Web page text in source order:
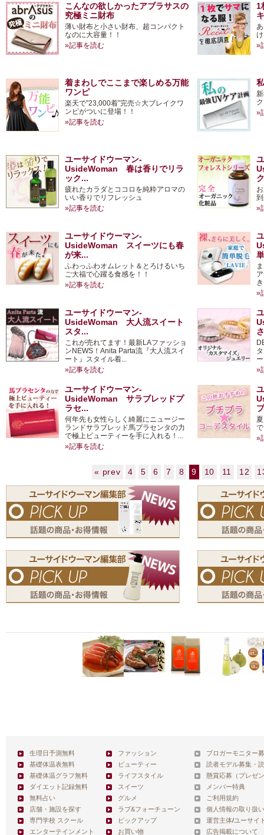
こんなの欲しかったアブラサスの
究極ミニ財布
薄い財布と小さい財布、超コンパクト
なのに大容量！！
»記事を読む
1
»
着まわしでここまで楽しめる万能
ワンピ
楽天で”23,000着”完売☆大ブレイクワ
ンピがついに登場！！
»記事を読む
»
ユーサイドウーマン-
UsideWoman 春は香りでリラ
ック...
疲れたカラダとココロを純粋アロマの
いい香りでリフレッシュ
»記事を読む
»
ユーサイドウーマン-
UsideWoman スイーツにも春
が来...
ふわっふわオムレット＆とろけるいち
ご大福で心躍る食感を！！
»記事を読む
»
ユーサイドウーマン-
UsideWoman 大人流スイート
スタ...
これが売れてます！最新LAファッショ
ンNEWS！Anita Parta流『大人流スイ
ート』スタイル着...
»記事を読む
»
ユーサイドウーマン-
UsideWoman サラブレッドプ
ラセ...
何年先も女性らしく綺麗にニュージー
ランドサラブレッド馬プラセンタの力
で極上ビューティーを手に入れる！...
»記事を読む
»
« prev 4 5 6 7 8 9 10 11 12
生理日予測無料
基礎体温表無料
基礎体温グラフ無料
ダイエット記録無料
無料占い
店舗・施設を探す
専門学校 スクール
エンターテインメント
ファッション
ビューティー
ライフスタイル
スイーツ
グルメ
ラブ&フォーチューン
ピックアップ
お買い物
ブロガーモニター
読者モデル募集・
懸賞応募（プレゼ
メンバー特典
ご利用規約
個人情報の取り扱
運営主体/ユーサイ
広告掲載について